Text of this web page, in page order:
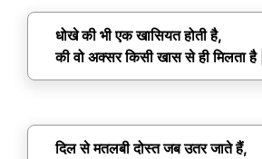
धोखे की भी एक खासियत होती है,
की वो अक्सर किसी खास से ही मिलता है |
दिल से मतलबी दोस्त जब उतर जाते हैं,